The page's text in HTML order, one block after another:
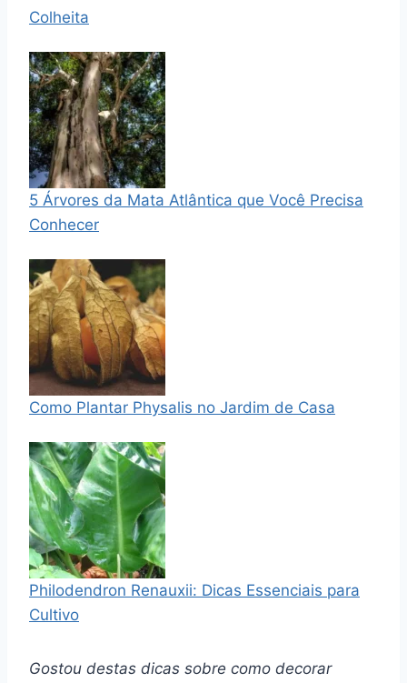
Colheita
5 Árvores da Mata Atlântica que Você Precisa
Conhecer
Como Plantar Physalis no Jardim de Casa
Philodendron Renauxii: Dicas Essenciais para
Cultivo
Gostou destas dicas sobre como decorar